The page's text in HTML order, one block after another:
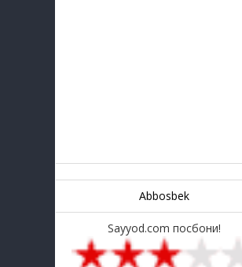
Abbosbek
Sayyod.com посбони!